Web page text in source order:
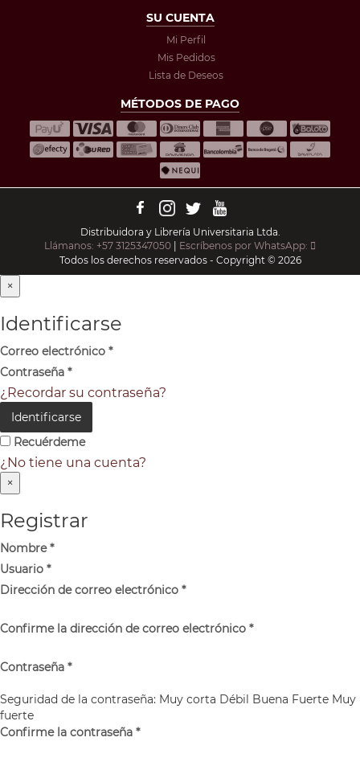
SU CUENTA
Mi Perfil
Mis Pedidos
Lista de Deseos
MÉTODOS DE PAGO
Distribuidora y Librería Universitaria Ltda.
Llámanos: +57 3125347050 | Escríbenos por WhatsApp:
Todos los derechos reservados - Copyright © 2026
×
Identificarse
Correo electrónico *
Contraseña *
¿Recordar su contraseña?
Identificarse
Recuérdeme
¿No tiene una cuenta?
×
Registrar
Nombre*
Usuario *
Dirección de correo electrónico *
Confirme la dirección de correo electrónico *
Contraseña *
Seguridad de la contraseña: Muy corta Débil Buena Fuerte Muy
fuerte
Confirme la contraseña *